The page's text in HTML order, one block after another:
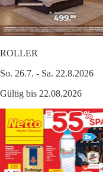
ROLLER
So. 26.7. - Sa. 22.8.2026
Gültig bis 22.08.2026